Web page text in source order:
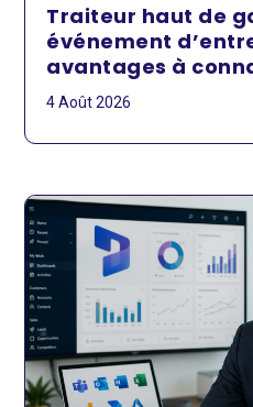
Traiteur haut de
événement
avantages à
4 Août 2026